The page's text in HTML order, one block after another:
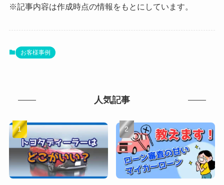
※記事内容は作成時点の情報をもとにしています。
お客様事例
人気記事